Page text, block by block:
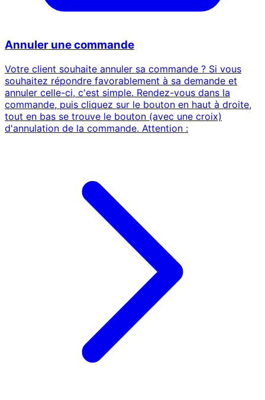
Annuler une commande
Votre client souhaite annuler sa commande ? Si vous
souhaitez répondre favorablement à sa demande et
annuler celle-ci, c'est simple. Rendez-vous dans la
commande, puis cliquez sur le bouton en haut à droite,
tout en bas se trouve le bouton (avec une croix)
d'annulation de la commande. Attention :